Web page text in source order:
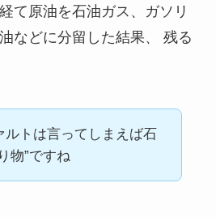
て原油を石油ガス、ガソリ
などに分留した結果、 残る
ルトは言ってしまえば石
物”ですね